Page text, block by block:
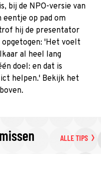
bij de NPO-versie van
eentje op pad om
hij de presentator
opgetogen: 'Het voelt
al heel lang
doel: en dat is
helpen.' Bekijk het
ALLE TIPS